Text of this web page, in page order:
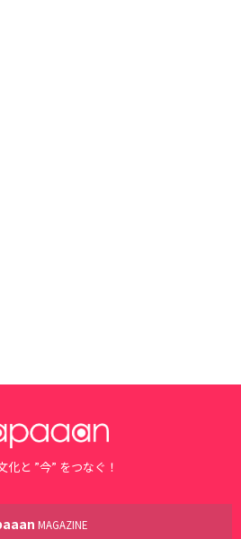
化と ”今” をつなぐ！
MAGAZINE